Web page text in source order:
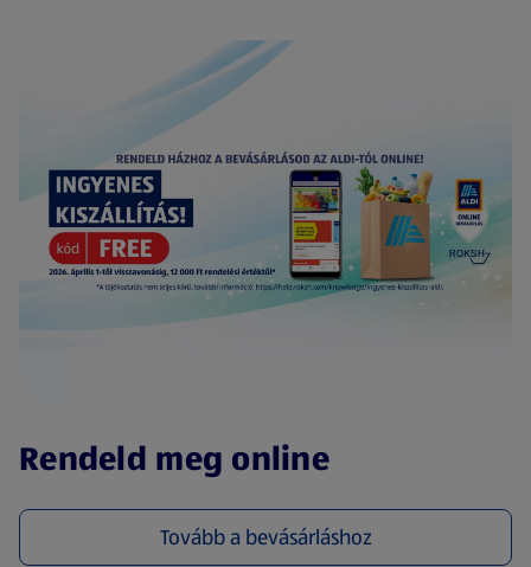
Rendeld meg online
Tovább a bevásárláshoz
(új oldalon nyílik meg)